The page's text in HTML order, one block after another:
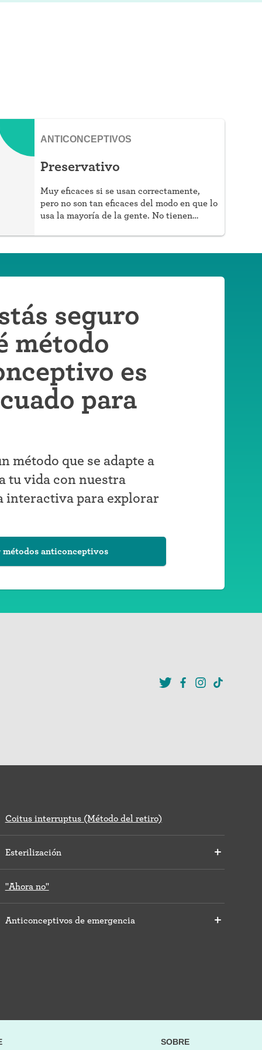
ANTICONCEPTIVOS
Preservativo
Muy eficaces si se usan correctamente,
pero no son tan eficaces del modo en que lo
usa la mayoría de la gente. No tienen
requieren receta, pero sí esfuerzo.
seguro
método
es
para
método que se adapte a
tu vida con nuestra
interactiva para explorar
métodos anticonceptivos
Coitus interruptus (Método del retiro)
Esterilización
"Ahora no"
Anticonceptivos de emergencia
SOBRE